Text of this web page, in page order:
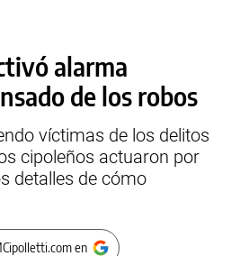
alarma
de los robos
víctimas de los delitos
cipoleños actuaron por
detalles de cómo
en